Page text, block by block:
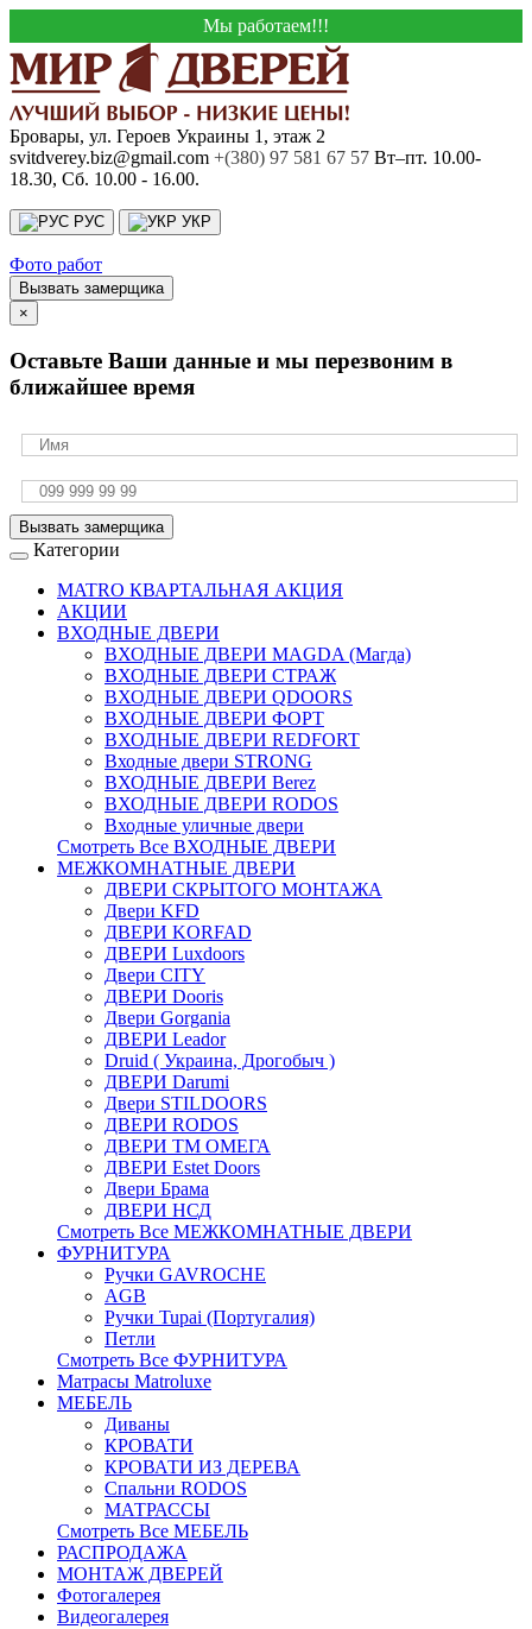
Мы работаем!!!
Бровары, ул. Героев Украины 1, этаж 2
svitdverey.biz@gmail.com +(380) 97 581 67 57 Вт–пт. 10.00-
18.30, Сб. 10.00 - 16.00.
РУС УКР
Фото работ
Вызвать замерщика
×
Оставьте Ваши данные и мы перезвоним в
ближайшее время
Вызвать замерщика
Категории
MATRO КВАРТАЛЬНАЯ АКЦИЯ
АКЦИИ
ВХОДНЫЕ ДВЕРИ
ВХОДНЫЕ ДВЕРИ МAGDA (Магда)
ВХОДНЫЕ ДВЕРИ СТРАЖ
ВХОДНЫЕ ДВЕРИ QDOORS
ВХОДНЫЕ ДВЕРИ ФОРТ
ВХОДНЫЕ ДВЕРИ REDFORT
Входные двери STRONG
ВХОДНЫЕ ДВЕРИ Berez
ВХОДНЫЕ ДВЕРИ RODOS
Входные уличные двери
Смотреть Все ВХОДНЫЕ ДВЕРИ
МЕЖКОМНАТНЫЕ ДВЕРИ
ДВЕРИ СКРЫТОГО МОНТАЖА
Двери KFD
ДВЕРИ KORFAD
ДВЕРИ Luxdoors
Двери CITY
ДВЕРИ Dooris
Двери Gorgania
ДВЕРИ Leador
Druid ( Украина, Дрогобыч )
ДВЕРИ Darumi
Двери STILDOORS
ДВЕРИ RODOS
ДВЕРИ ТМ ОМЕГА
ДВЕРИ Estet Doors
Двери Брама
ДВЕРИ НСД
Смотреть Все МЕЖКОМНАТНЫЕ ДВЕРИ
ФУРНИТУРА
Ручки GAVROCHE
AGB
Ручки Tupai (Португалия)
Петли
Смотреть Все ФУРНИТУРА
Матрасы Matroluxe
МЕБЕЛЬ
Диваны
КРОВАТИ
КРОВАТИ ИЗ ДЕРЕВА
Спальни RODOS
МАТРАССЫ
Смотреть Все МЕБЕЛЬ
РАСПРОДАЖА
МОНТАЖ ДВЕРЕЙ
Фотогалерея
Видеогалерея